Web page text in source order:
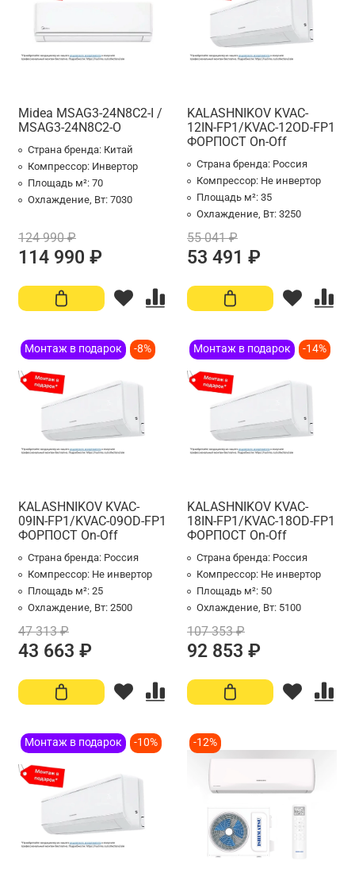
Midea MSAG3-24N8C2-I /
MSAG3-24N8C2-O
Страна бренда: Китай
Компрессор: Инвертор
Площадь м²: 70
Охлаждение, Вт: 7030
124 990 ₽
114 990 ₽
KALASHNIKOV KVAC-
12IN-FP1/KVAC-12OD-FP1
ФОРПОСТ On-Off
Страна бренда: Россия
Компрессор: Не инвертор
Площадь м²: 35
Охлаждение, Вт: 3250
55 041 ₽
53 491 ₽
Монтаж в подарок -8%
KALASHNIKOV KVAC-
09IN-FP1/KVAC-09OD-FP1
ФОРПОСТ On-Off
Страна бренда: Россия
Компрессор: Не инвертор
Площадь м²: 25
Охлаждение, Вт: 2500
47 313 ₽
43 663 ₽
Монтаж в подарок -14%
KALASHNIKOV KVAC-
18IN-FP1/KVAC-18OD-FP1
ФОРПОСТ On-Off
Страна бренда: Россия
Компрессор: Не инвертор
Площадь м²: 50
Охлаждение, Вт: 5100
107 353 ₽
92 853 ₽
Монтаж в подарок -10% -12%